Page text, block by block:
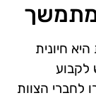
מתמשך
חיונית
לקבוע
לחברי הצוות